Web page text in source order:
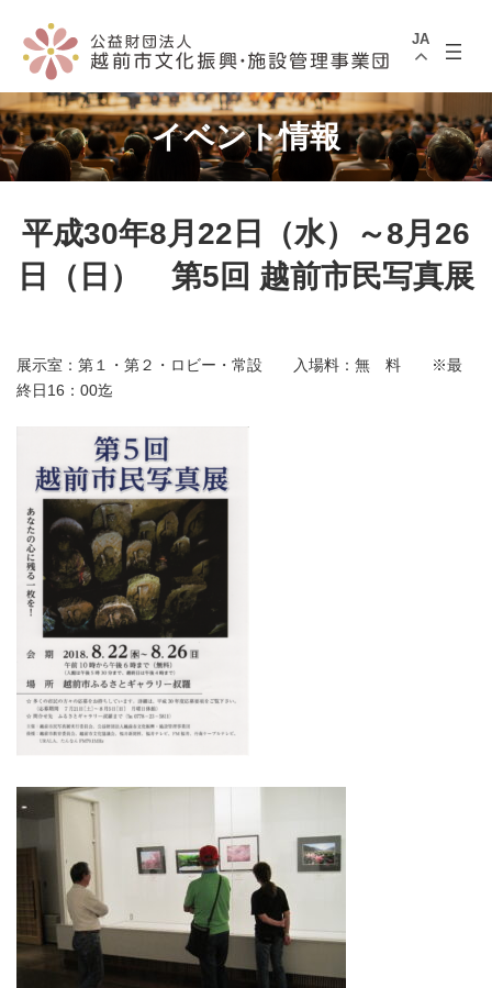
へ
ス
キ
ッ
プ
ョ
ン
に
移
動
JA
イベント情報
平成30年8月22日（水）～8月26
日（日） 第5回 越前市民写真展
展示室：第１・第２・ロビー・常設 入場料：無 料 ※最
終日16：00迄